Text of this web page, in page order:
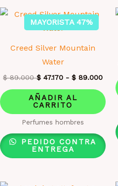
MAYORISTA 47%
Creed Silver Mountain
Water
$89.000 $ 47.170 - $ 89.000
AÑADIR AL
CARRITO
Perfumes hombres
PEDIDO CONTRA
ENTREGA